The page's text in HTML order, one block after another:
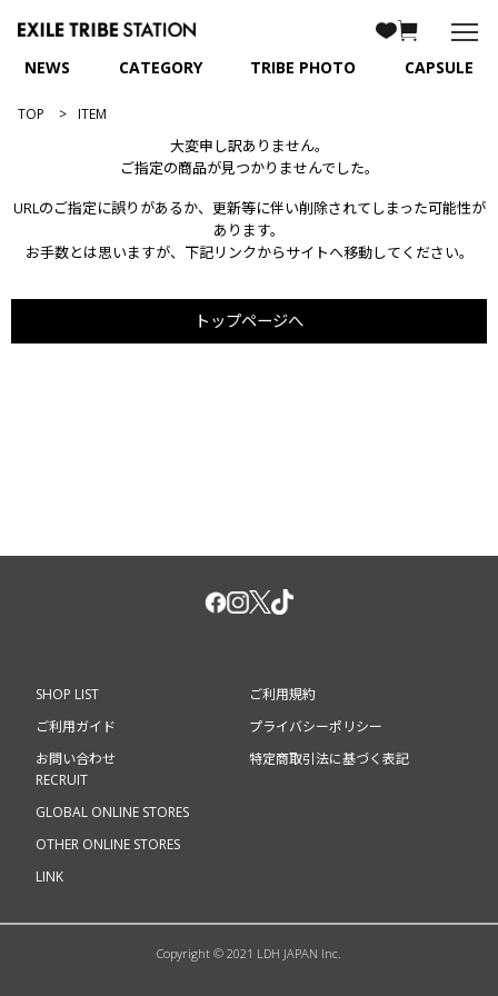
NEWS CATEGORY TRIBE PHOTO CAPSULE
TOP ITEM
大変申し訳ありません。
ご指定の商品が見つかりませんでした。
URLのご指定に誤りがあるか、更新等に伴い削除されてしまった可能性が
あります。
お手数とは思いますが、下記リンクからサイトへ移動してください。
トップページへ
SHOP LIST
ご利用ガイド
お問い合わせ
ご利用規約
プライバシーポリシー
特定商取引法に基づく表記
RECRUIT
GLOBAL ONLINE STORES
OTHER ONLINE STORES
LINK
Copyright © 2021 LDH JAPAN Inc.